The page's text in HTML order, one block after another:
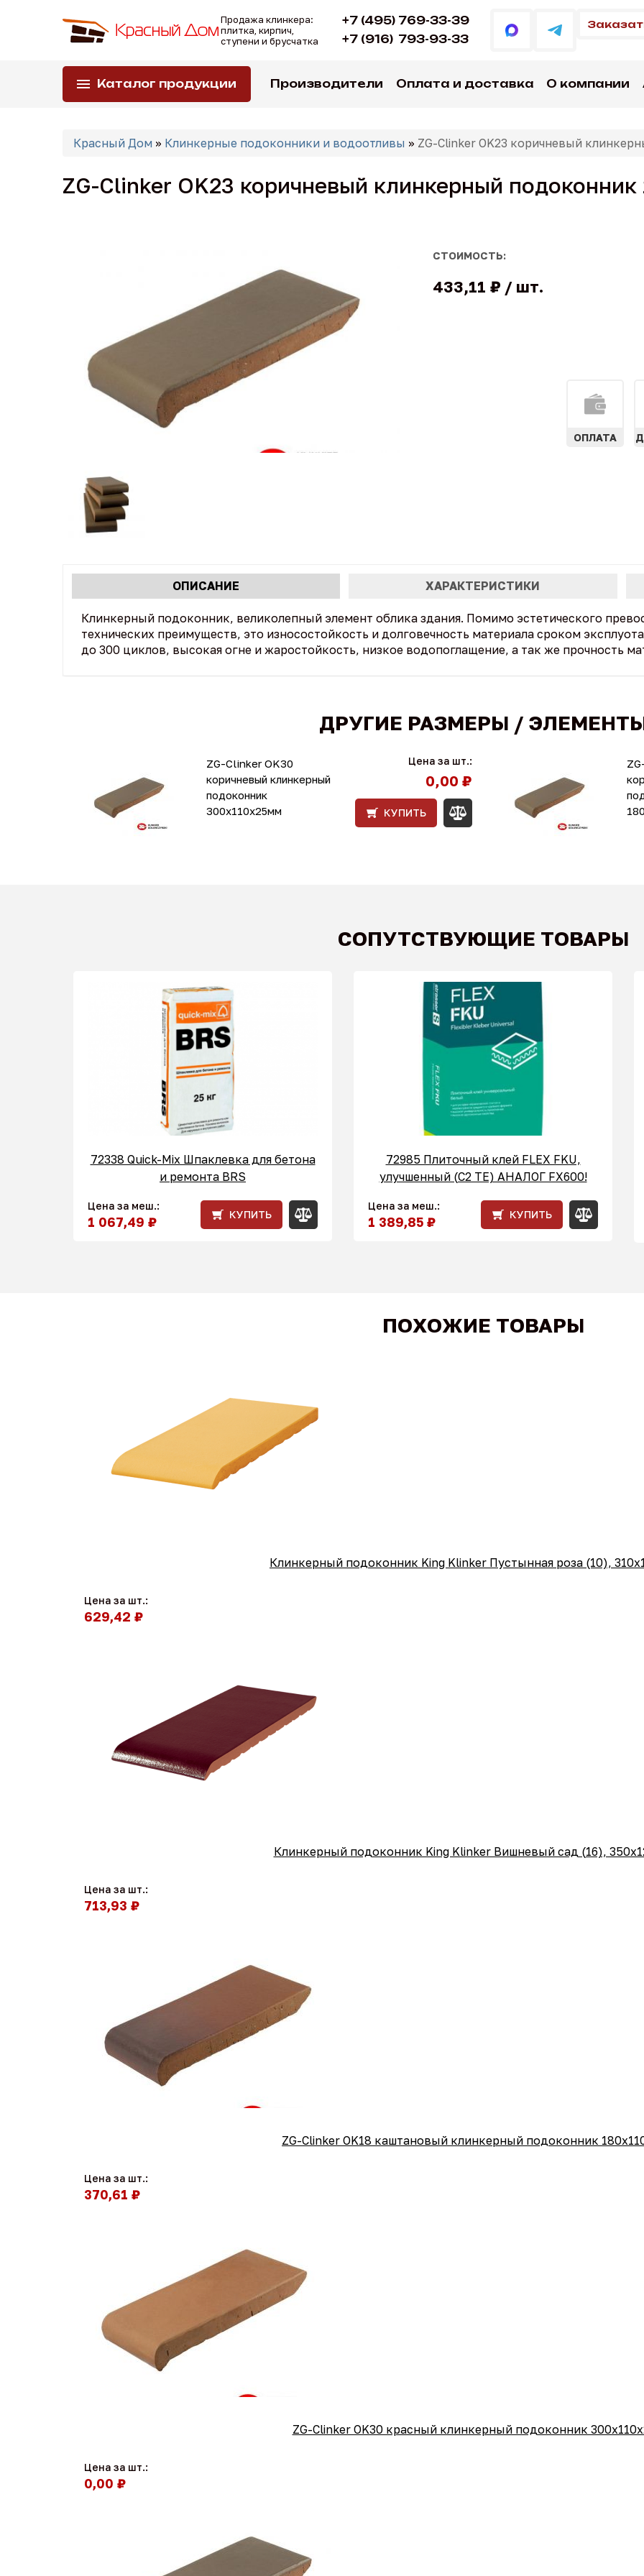
Продажа клинкера:
плитка, кирпич,
ступени и брусчатка
+7 (495) 769-33-39
+7 (916) 793-93-33
Каталог продукции Производители Оплата и доставка О компании
Вы
Красный Дом » Клинкерные подоконники и водоотливы » ZG-Clinker OK23 коричневый
ZG-Clinker OK23 коричневый клинкерный
СТОИМОСТЬ:
433,11 ₽ шт.
ОПЛАТА
Характеристики
табы
ОПИСАНИЕ ХАРАКТЕРИСТИКИ
Клинкерный подоконник, великолепный элемент облика здания. Помимо эстетического
технических преимуществ, это износостойкость и долговечность материала сроком
до 300 циклов, высокая огне и жаростойкость, низкое водопоглащение, а так же прочность
ДРУГИЕ РАЗМЕРЫ /
ZG-Clinker OK30
коричневый клинкерный
подоконник
300x110x25мм
Цена за шт.:
0,00 ₽
КУПИТЬ
СОПУТСТВУЮЩИЕ ТОВАРЫ
72338 Quick-Mix Шпаклевка для бетона
и ремонта BRS
Цена за меш.:
1 067,49 ₽ КУПИТЬ
72985 Плиточный клей FLEX FKU,
улучшенный (С2 ТЕ) АНАЛОГ FX600!
Цена за меш.:
1 389,85 ₽ КУПИТЬ
ПОХОЖИЕ ТОВАРЫ
Клинкерный подоконник King Klinker Пустынная роза (10),
Цена за шт.:
629,42 ₽
Клинкерный подоконник King Klinker Вишневый сад (16),
Цена за шт.:
713,93 ₽
ZG-Clinker OK18 каштановый клинкерный подоконник
Цена за шт.:
370,61 ₽
ZG-Clinker OK30 красный клинкерный подоконник
Цена за шт.:
0,00 ₽